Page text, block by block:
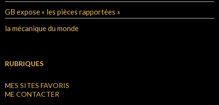
GB expose « les pièces rapportées »
la mécanique du monde
RUBRIQUES
MES SITES FAVORIS
ME CONTACTER